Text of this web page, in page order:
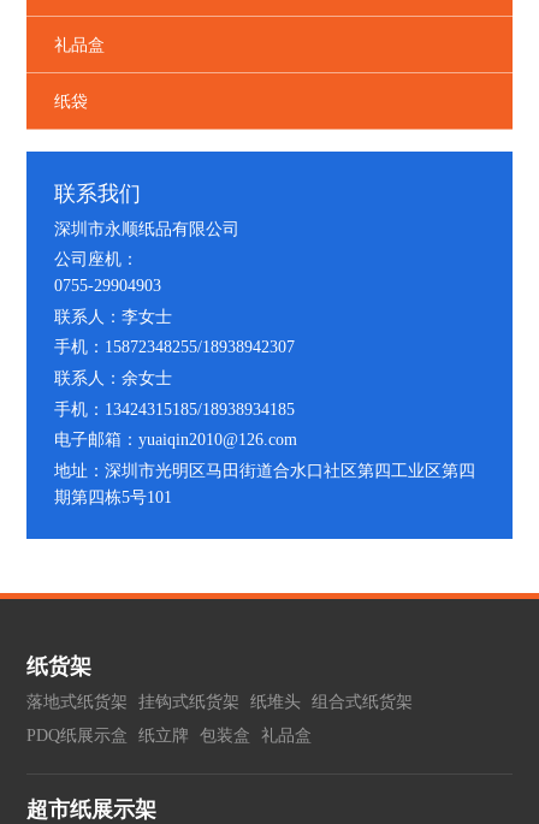
礼品盒
纸袋
联系我们
深圳市永顺纸品有限公司
公司座机：
0755-29904903
联系人：李女士
手机：15872348255/18938942307
联系人：余女士
手机：13424315185/18938934185
电子邮箱：yuaiqin2010@126.com
地址：深圳市光明区马田街道合水口社区第四工业区第四
期第四栋5号101
纸货架
落地式纸货架 挂钩式纸货架 纸堆头 组合式纸货架
PDQ纸展示盒
纸立牌 包装盒 礼品盒
超市纸展示架